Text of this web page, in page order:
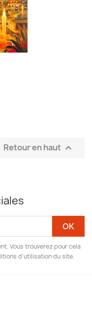
Retour en haut 
Vous trouverez pour cela
d'utilisation du site.